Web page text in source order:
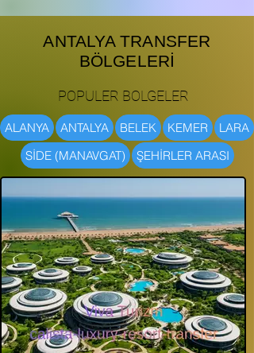
ANTALYA TRANSFER
BÖLGELERİ
POPULER BOLGELER
ALANYA ANTALYA BELEK KEMER
LARA
SİDE (MANAVGAT)
ŞEHİRLER ARASI